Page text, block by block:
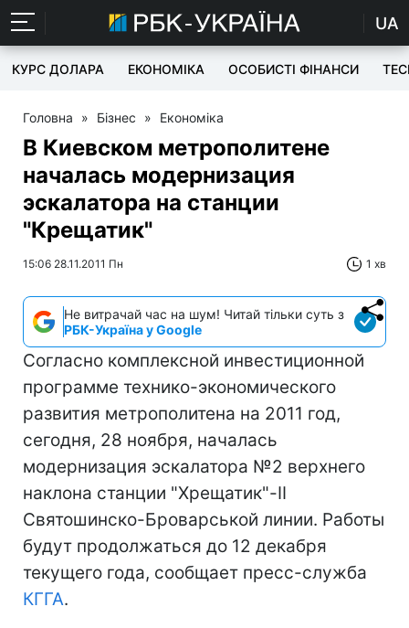
UA
КУРС ДОЛАРА ЕКОНОМІКА ОСОБИСТІ ФІНАНСИ
Головна » Бізнес » Економіка
В Киевском метрополитене
началась модернизация
эскалатора на станции
"Крещатик"
15:06 28.11.2011 Пн 1 хв
Не витрачай час на шум! Читай тільки суть з
РБК-Україна у Google
Согласно комплексной инвестиционной
программе технико-экономического
развития метрополитена на 2011 год,
сегодня, 28 ноября, началась
модернизация эскалатора №2 верхнего
наклона станции "Хрещатик"-II
Святошинско-Броварськой линии. Работы
будут продолжаться до 12 декабря
текущего года, сообщает пресс-служба
КГГА.